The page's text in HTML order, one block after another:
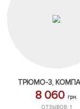
ТРЮМО-3,
8 060 грн.
ОТЗЫВОВ: 1